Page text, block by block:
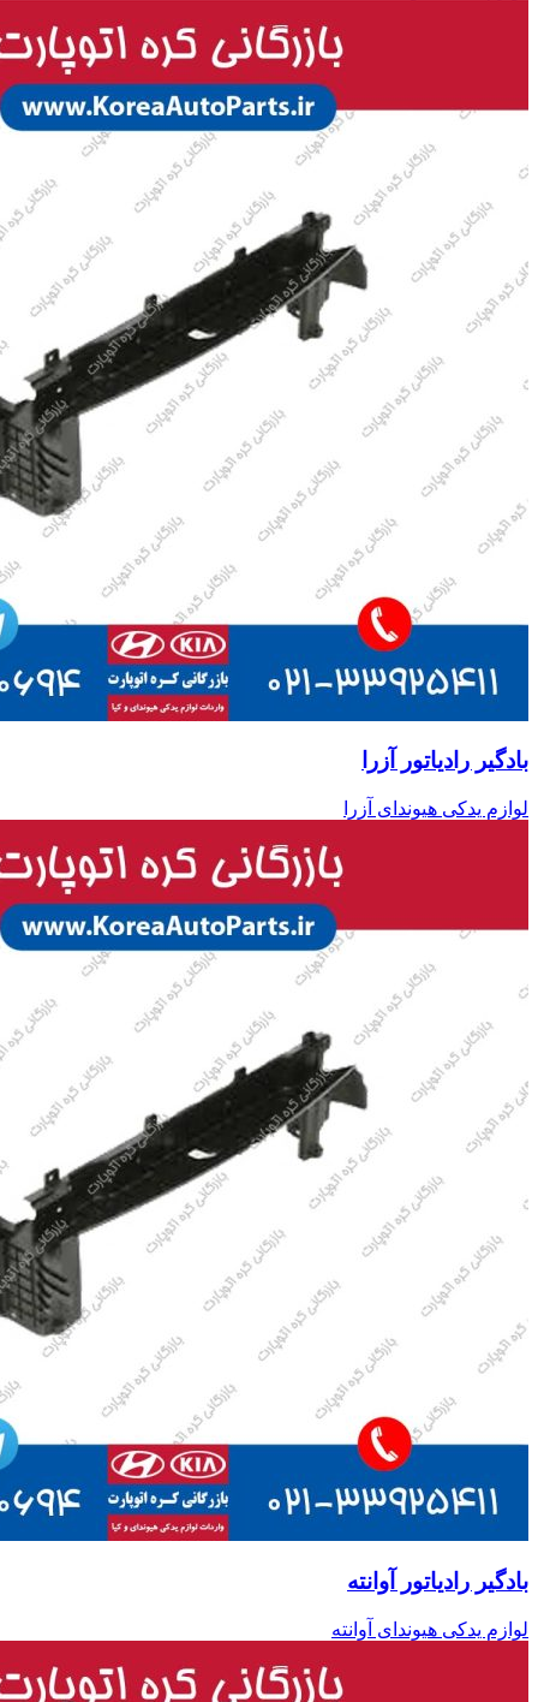
بادگیر رادیاتور آزرا
لوازم یدکی هیوندای آزرا
بادگیر رادیاتور آوانته
لوازم یدکی هیوندای آوانته